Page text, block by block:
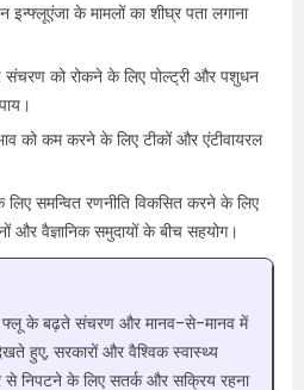
इन्फ्लूएंजा के मामलों का शीघ्र पता लगाना
संचरण को रोकने के लिए पोल्ट्री और पशुधन
को कम करने के लिए टीकों और एंटीवायरल
लिए समन्वित रणनीति विकसित करने के लिए
और वैज्ञानिक समुदायों के बीच सहयोग।
फ्लू के बढ़ते संचरण और मानव-से-मानव में
हुए, सरकारों और वैश्विक स्वास्थ्य
निपटने के लिए सतर्क और सक्रिय रहना